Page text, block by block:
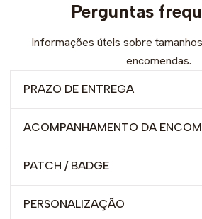
Perguntas
Informações úteis sobre
encomendas.
PRAZO DE ENTREGA
ACOMPANHAMENTO DA
PATCH / BADGE
PERSONALIZAÇÃO